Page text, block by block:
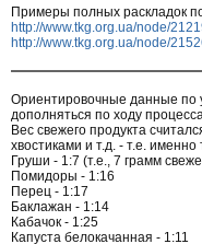
Примеры полных раскладок
http://www.tkg.org.ua/node/
http://www.tkg.org.ua/node/
Ориентировочные данные по
дополняться по ходу
Вес свежего продукта
хвостиками и т.д. - т.е.
Груши - 1:7 (т.е., 7 грамм
Помидоры - 1:16
Перец - 1:17
Баклажан - 1:14
Кабачок - 1:25
Капуста белокачанная - 1:11